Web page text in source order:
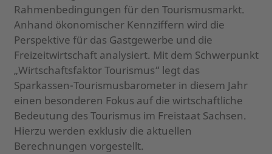
Rahmenbedingungen für den Tourismusmarkt.
Anhand ökonomischer Kennziffern wird die
Perspektive für das Gastgewerbe und die
Freizeitwirtschaft analysiert. Mit dem Schwerpunkt
„Wirtschaftsfaktor Tourismus“ legt das
Sparkassen-Tourismusbarometer in diesem Jahr
einen besonderen Fokus auf die wirtschaftliche
Bedeutung des Tourismus im Freistaat Sachsen.
Hierzu werden exklusiv die aktuellen
Berechnungen vorgestellt.